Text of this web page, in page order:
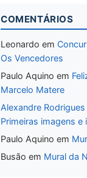
COMENTÁRIOS
Leonardo em
Os Vencedores
Paulo Aquino em
Marcelo Matere
Alexandre Rodrigues
Primeiras imagens e
Paulo Aquino em
Busão em Mural da